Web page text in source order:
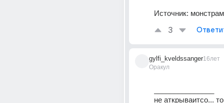
Источник:
3
gylfi_kveldssanger
Оракул
16лет
не аткрываитсо...